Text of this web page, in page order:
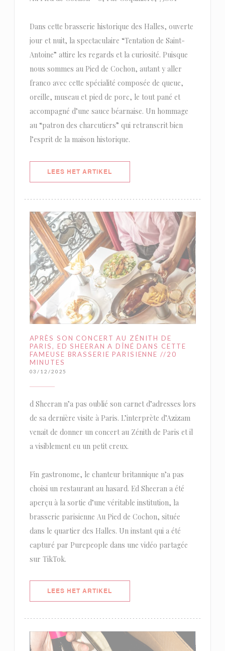
Dans cette brasserie historique des Halles, ouverte
jour et nuit, la spectaculaire “Tentation de Saint-
Antoine” attire les regards et la curiosité. Puisque
nous sommes au Pied de Cochon, autant y aller
franco avec cette spécialité composée de queue,
oreille, museau et pied de porc, le tout pané et
accompagné d’une sauce béarnaise. Un hommage
au “patron des charcutiers” qui retranscrit bien
l’esprit de la maison historique.
LEES HET ARTIKEL
APRÈS SON CONCERT AU ZÉNITH DE
PARIS, ED SHEERAN A DÎNÉ DANS CETTE
FAMEUSE BRASSERIE PARISIENNE //20
MINUTES
03/12/2025
d Sheeran n’a pas oublié son carnet d’adresses lors
de sa dernière visite à Paris. L’interprète d’Azizam
venait de donner un concert au Zénith de Paris et il
a visiblement eu un petit creux.
Fin gastronome, le chanteur britannique n’a pas
choisi un restaurant au hasard. Ed Sheeran a été
aperçu à la sortie d’une véritable institution, la
brasserie parisienne Au Pied de Cochon, située
dans le quartier des Halles. Un instant qui a été
capturé par Purepeople dans une vidéo partagée
sur TikTok.
LEES HET ARTIKEL